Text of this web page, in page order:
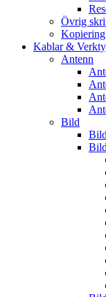
Övrig
Kablar &
Antenn
Bild